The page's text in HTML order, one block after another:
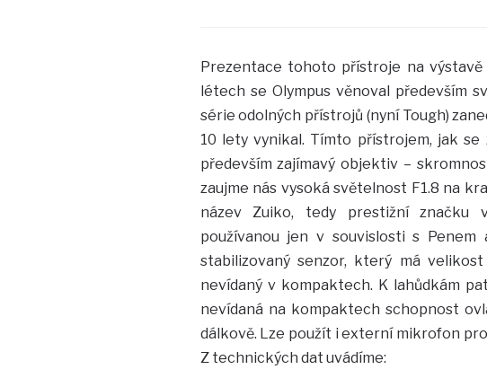
Prezentace tohoto přístroje na výstavě
létech se Olympus věnoval především
série odolných přístrojů (nyní Tough)
10 lety vynikal. Tímto přístrojem, jak
především zajímavý objektiv –
zaujme nás vysoká světelnost F1.8 na
název Zuiko, tedy prestižní značku
používanou jen v souvislosti s
stabilizovaný senzor, který má
nevídaný v kompaktech. K lahůdkám
nevídaná na kompaktech schopnost
dálkově. Lze použít i externí mikrofon
Z technických dat uvádíme: